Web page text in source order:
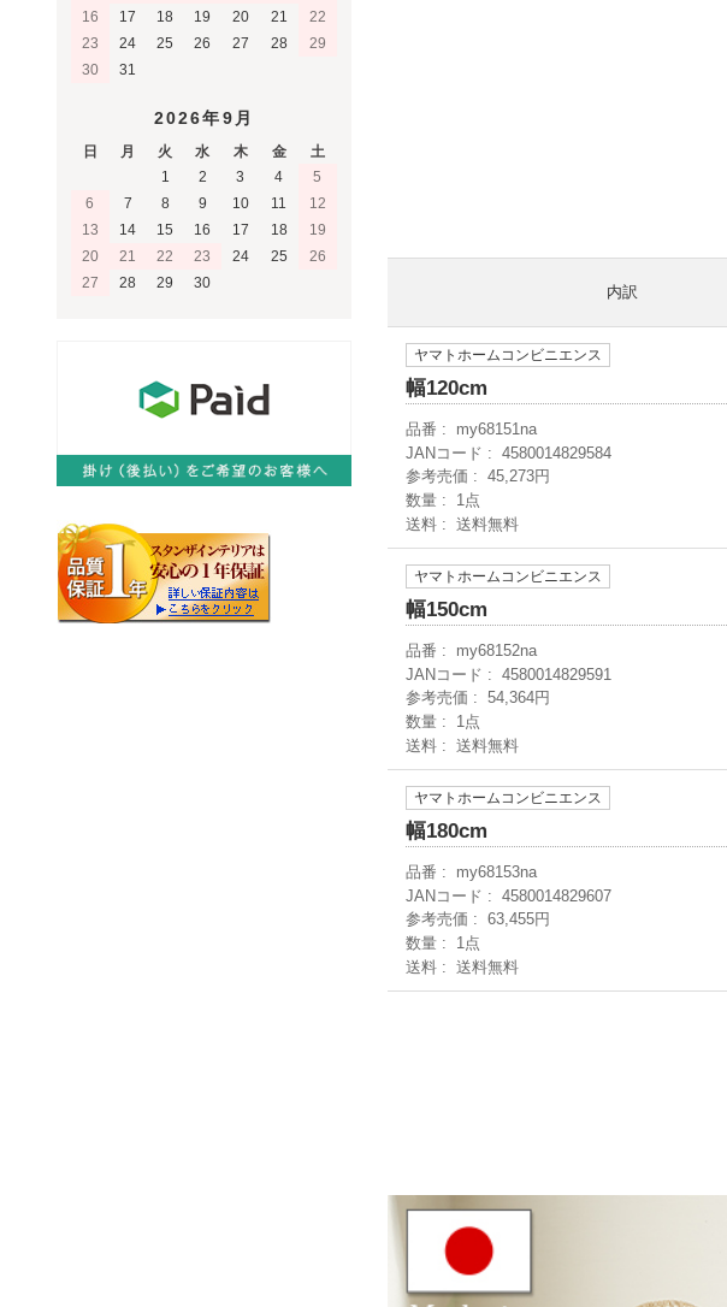
内訳
ヤマトホームコンビニエンス
幅120cm
品番
my68151na
JANコード
4580014829584
参考売価
45,273円
数量
1点
送料
送料無料
ヤマトホームコンビニエンス
幅150cm
品番
my68152na
JANコード
4580014829591
参考売価
54,364円
数量
1点
送料
送料無料
ヤマトホームコンビニエンス
幅180cm
品番
my68153na
JANコード
4580014829607
参考売価
63,455円
数量
1点
送料
送料無料
16
17 18 19 20 21
22
23
24 25 26 27 28
29
30
31
2026年9月
日 月 火 水 木 金
土
1
2 3 4
5
6
7 8 9 10 11
12
13
14 15 16 17 18
19
20
21 22 23 24 25
26
27
28 29 30